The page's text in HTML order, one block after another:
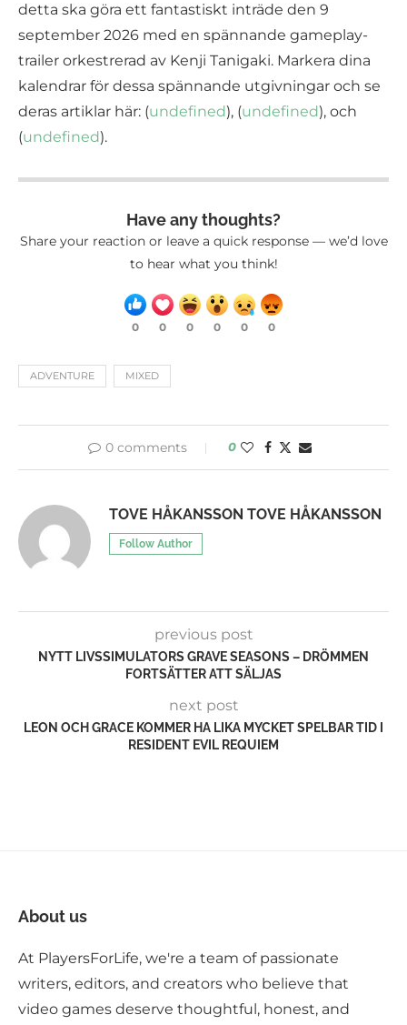
detta ska göra ett fantastiskt inträde den 9
september 2026 med en spännande gameplay-
trailer orkestrerad av Kenji Tanigaki. Markera dina
kalendrar för dessa spännande utgivningar och se
deras artiklar här: (undefined), (undefined), och
(undefined).
Have any thoughts?
Share your reaction or leave a quick response — we’d love
to hear what you think!
0 0 0 0 0 0
ADVENTURE MIXED
0 comments 0
TOVE HÅKANSSON TOVE HÅKANSSON
Follow Author
previous post
NYTT LIVSSIMULATORS GRAVE SEASONS – DRÖMMEN
FORTSÄTTER ATT SÄLJAS
next post
LEON OCH GRACE KOMMER HA LIKA MYCKET SPELBAR TID I
RESIDENT EVIL REQUIEM
About us
At PlayersForLife, we're a team of passionate
writers, editors, and creators who believe that
video games deserve thoughtful, honest, and